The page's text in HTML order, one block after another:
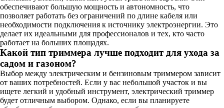
обеспечивают большую мощность и автономность, что
позволяет работать без ограничений по длине кабеля или
необходимости подключения к источнику электроэнергии. Это
делает их идеальными для профессионалов и тех, кто часто
работает на больших площадях.
Какой тип триммера лучше подходит для ухода за
садом и газоном?
Выбор между электрическим и бензиновым триммером зависит
от ваших потребностей. Если у вас небольшой участок и вы
ищете легкий и удобный инструмент, электрический триммер
будет отличным выбором. Однако, если вы планируете